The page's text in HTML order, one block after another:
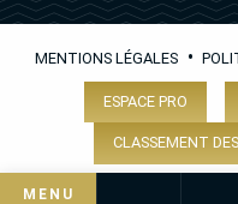
MENU
MENTIONS LÉGALES •
ESPACE PRO
CLASSEMENT